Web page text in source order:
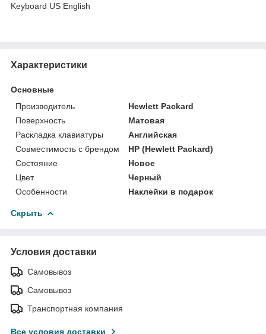
Keyboard US English
Характеристики
Основные
Производитель
Hewlett Packard
Поверхность
Матовая
Раскладка клавиатуры
Английская
Совместимость с брендом
HP (Hewlett Packard)
Состояние
Новое
Цвет
Черный
Особенности
Наклейки в подарок
Скрыть
Условия доставки
Самовывоз
Самовывоз
Транспортная компания
Все условия доставки